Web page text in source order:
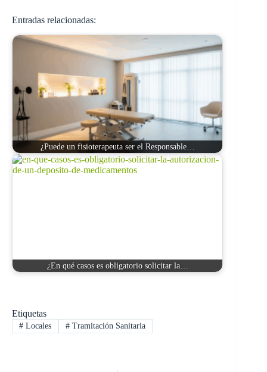
Entradas relacionadas:
¿Puede un fisioterapeuta ser el Responsable…
¿En qué casos es obligatorio solicitar la…
Etiquetas
#Locales #Tramitación Sanitaria